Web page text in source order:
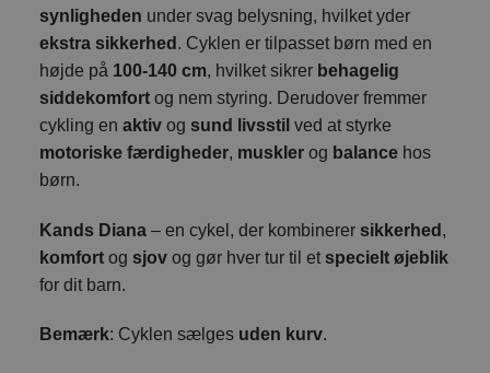
synligheden under svag belysning, hvilket yder
ekstra sikkerhed . Cyklen er tilpasset børn med en
højde på 100-140 cm, hvilket sikrer behagelig
siddekomfortog nem styring. Derudover fremmer
cykling en aktivog sund livsstil ved at styrke
motoriske færdigheder, musklerog balancehos
børn.
Kands Diana– en cykel, der kombinerer sikkerhed ,
komfortog sjovog gør hver tur til et specielt øjeblik
for dit barn.
Bemærk: Cyklen sælges uden kurv.